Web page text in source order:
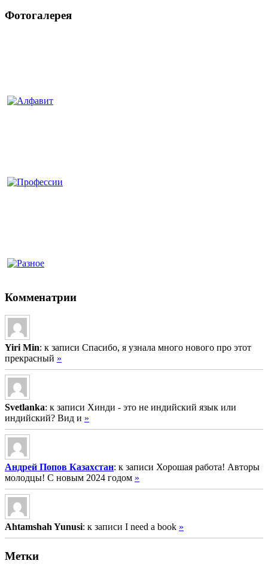
Фотогалерея
Комменатрии
Yiri Min: к записи Спасибо, я узнала много нового про этот
прекрасный »
Svetlanka: к записи Хинди - это не индийский язык или
индийский? Вид и »
Андрей Попов Казахстан: к записи Хорошая работа! Авторы
молодцы! С новым 2024 годом »
Ahtamshah Yunusi: к записи I need a book »
Метки